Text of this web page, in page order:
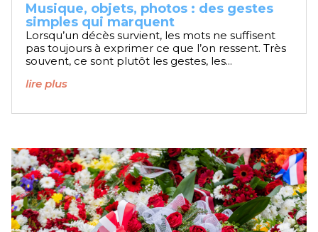
Musique, objets, photos : des gestes
simples qui marquent
Lorsqu’un décès survient, les mots ne suffisent
pas toujours à exprimer ce que l’on ressent. Très
souvent, ce sont plutôt les gestes, les...
lire plus